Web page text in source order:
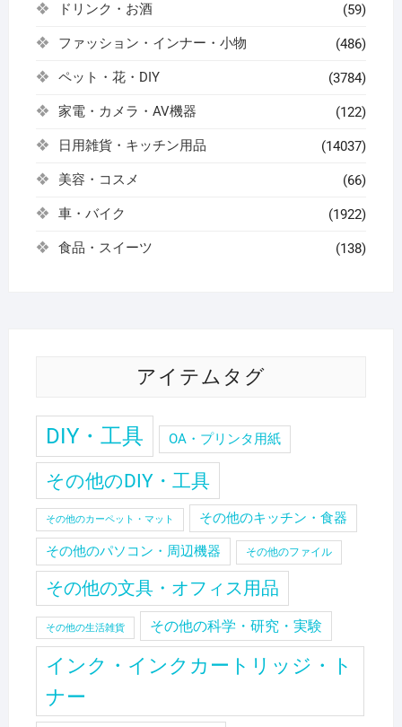
ドリンク・お酒 (59)
ファッション・インナー・小物 (486)
ペット・花・DIY (3784)
家電・カメラ・AV機器 (122)
日用雑貨・キッチン用品 (14037)
美容・コスメ (66)
車・バイク (1922)
食品・スイーツ (138)
アイテムタグ
DIY・工具 OA・プリンタ用紙
その他のDIY・工具
その他のカーペット・マット その他のキッチン・食器
その他のパソコン・周辺機器 その他のファイル
その他の文具・オフィス用品
その他の生活雑貨 その他の科学・研究・実験
インク・インクカートリッジ・ト
ナー